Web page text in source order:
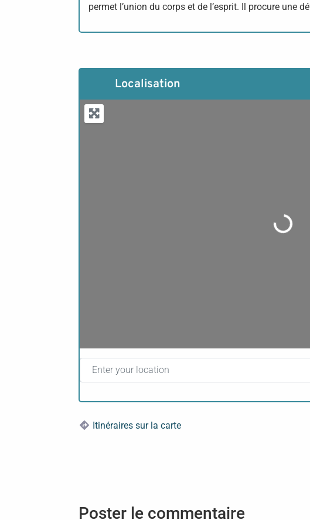
permet l’union du corps et de l’esprit. Il procure une
Localisation
Loading...
Enter your location
Itinéraires sur la carte
Poster le commentaire